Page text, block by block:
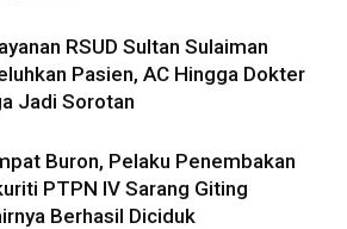
RSUD Sultan Sulaiman
Pasien, AC Hingga Dokter
Jadi Sorotan
Buron, Pelaku Penembakan
PTPN IV Sarang Giting
Berhasil Diciduk